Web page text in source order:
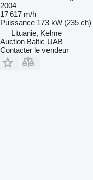
2004
17 617 m/h
Puissance 173 kW (235 ch)
Lituanie, Kelmė
Auction Baltic UAB
Contacter le vendeur